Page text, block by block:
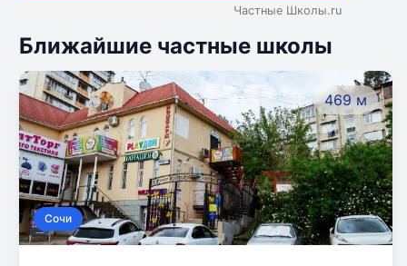
Частные Школы.ru
Ближайшие частные школы
469 м
Сочи